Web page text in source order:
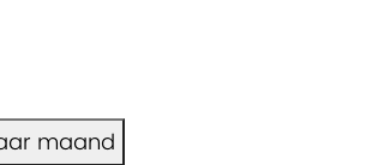
maand